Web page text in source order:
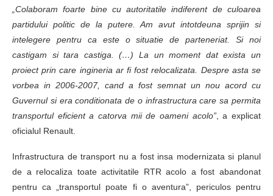
„Colaboram foarte bine cu autoritatile indiferent de culoarea
partidului politic de la putere. Am avut intotdeuna sprijin si
intelegere pentru ca este o situatie de parteneriat. Si noi
castigam si tara castiga. (…) La un moment dat exista un
proiect prin care ingineria ar fi fost relocalizata. Despre asta se
vorbea in 2006-2007, cand a fost semnat un nou acord cu
Guvernul si era conditionata de o infrastructura care sa permita
transportul eficient a catorva mii de oameni acolo”, a explicat
oficialul Renault.
Infrastructura de transport nu a fost insa modernizata si planul
de a relocaliza toate activitatile RTR acolo a fost abandonat
pentru ca „transportul poate fi o aventura”, periculos pentru